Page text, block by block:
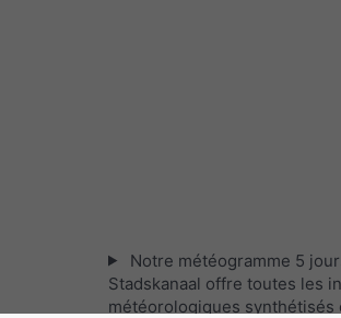
Notre météogramme 5
Stadskanaal offre toutes les
météorologiques synthétisés